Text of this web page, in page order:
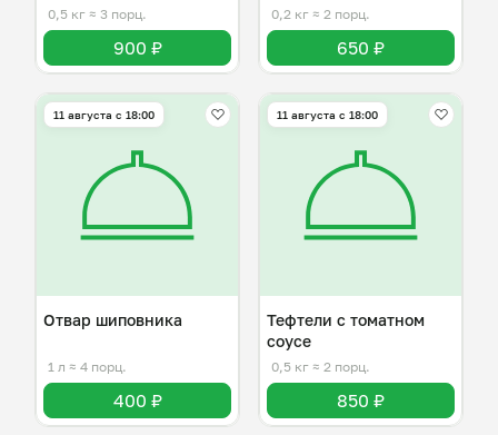
0,5 кг ≈ 3 порц.
900 ₽
0,2 кг ≈ 2 порц.
650 ₽
11 августа с 18:00
Отвар шиповника
1 л ≈ 4 порц.
400 ₽
11 августа с 18:00
Тефтели с томатном
соусе
0,5 кг ≈ 2 порц.
850 ₽